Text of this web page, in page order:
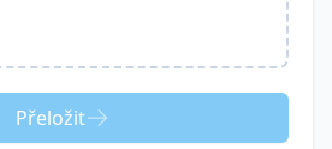
Přeložit